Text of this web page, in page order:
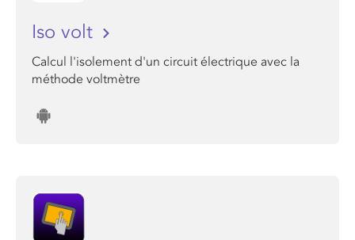
Iso volt
Calcul l'isolement d'un circuit électrique avec la
méthode voltmètre